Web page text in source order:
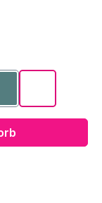
Wert